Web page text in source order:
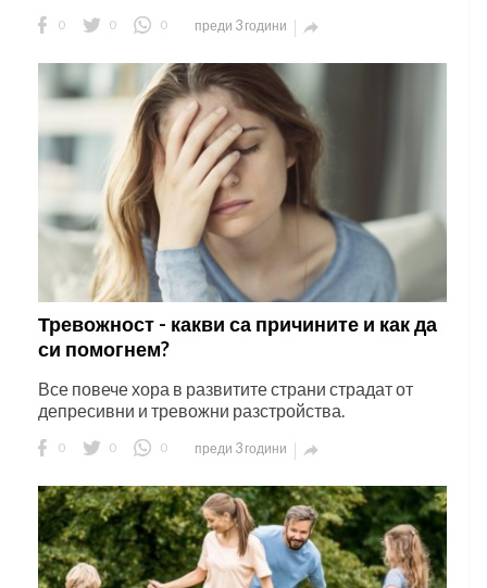
0 0 0 преди 3 години 
Тревожност - какви са причините и как да
си помогнем?
Все повече хора в развитите страни страдат от
депресивни и тревожни разстройства.
0 0 0 преди 3 години 